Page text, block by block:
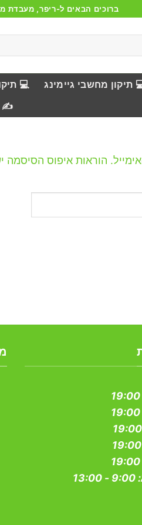
ברוכים הבאים ל-ריפר, מעבדת
תיקון מחשבי גיימינג 💻
✍️
הוראות איפוס הסיסמה